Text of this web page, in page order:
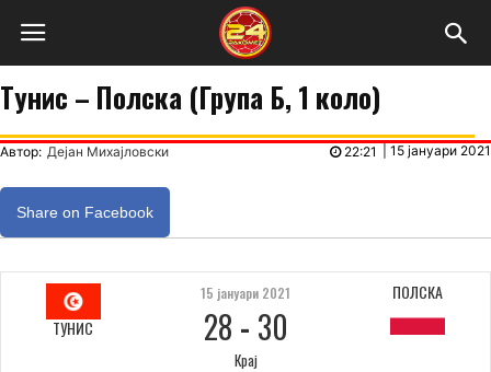
Tунис – Полска (Група Б, 1 коло)
Автор: Дејан Михајловски 15 јануари 2021
22:21
Share on Facebook
ТУНИС
ПОЛСКА
15 јануари 2021
28 - 30
Крај